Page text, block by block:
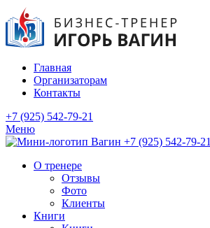
Главная
Организаторам
Контакты
+7 (925) 542-79-21
Меню
+7 (925) 542-79-21
О тренере
Отзывы
Фото
Клиенты
Книги